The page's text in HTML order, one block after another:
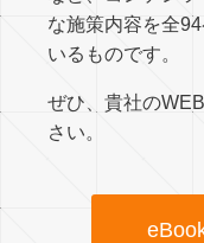
な施策内容を全
いるものです。
ぜひ、貴社の
さい。